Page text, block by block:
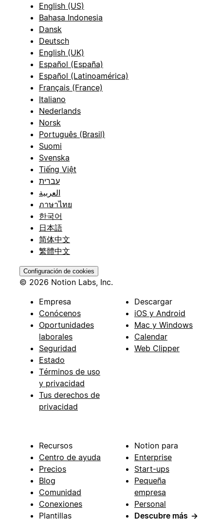
English (US)
Bahasa Indonesia
Dansk
Deutsch
English (UK)
Español (España)
Español (Latinoamérica)
Français (France)
Italiano
Nederlands
Norsk
Português (Brasil)
Suomi
Svenska
Tiếng Việt
עברית
العربية
ภาษาไทย
한국어
日本語
简体中文
繁體中文
Configuración de cookies
© 2026 Notion Labs, Inc.
Empresa
Conócenos
Oportunidades
laborales
Seguridad
Estado
Términos de uso
y privacidad
Tus derechos de
privacidad
Descargar
iOS y Android
Mac y Windows
Calendar
Web Clipper
Recursos
Centro de ayuda
Precios
Blog
Comunidad
Conexiones
Plantillas
Notion para
Enterprise
Start-ups
Pequeña
empresa
Personal
Descubre más →